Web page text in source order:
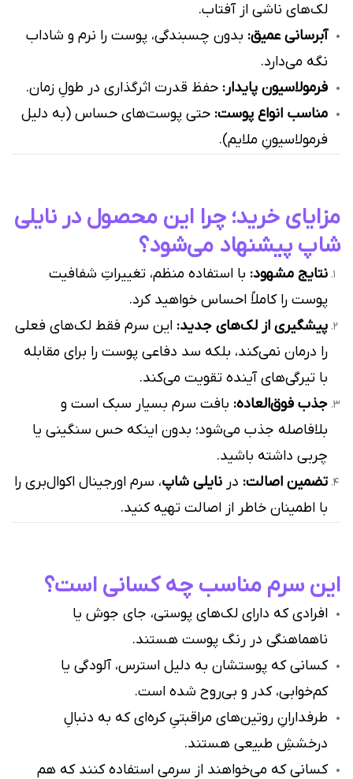
لک‌های ناشی از آفتاب.
آبرسانی عمیق: بدون چسبندگی، پوست را نرم و شاداب
نگه می‌دارد.
فرمولاسیون پایدار: حفظ قدرت اثرگذاری در طولِ زمان.
مناسب انواع پوست: حتی پوست‌های حساس (به دلیل
فرمولاسیونِ ملایم).
مزایای خرید؛ چرا این محصول در نایلی
شاپ پیشنهاد می‌شود؟
نتایج مشهود: با استفاده منظم، تغییراتِ شفافیت
پوست را کاملاً احساس خواهید کرد.
پیشگیری از لک‌های جدید: این سرم فقط لک‌های فعلی
را درمان نمی‌کند، بلکه سد دفاعی پوست را برای مقابله
با تیرگی‌های آینده تقویت می‌کند.
جذب فوق‌العاده: بافت سرم بسیار سبک است و
بلافاصله جذب می‌شود؛ بدون اینکه حس سنگینی یا
چربی داشته باشید.
تضمین اصالت: در نایلی شاپ، سرم اورجینال اکوال‌بری را
با اطمینان خاطر از اصالت تهیه کنید.
این سرم مناسب چه کسانی است؟
افرادی که دارای لک‌های پوستی، جای جوش یا
ناهماهنگی در رنگ پوست هستند.
کسانی که پوستشان به دلیل استرس، آلودگی یا
کم‌خوابی، کدر و بی‌روح شده است.
طرفدارانِ روتین‌های مراقبتیِ کره‌ای که به دنبالِ
درخششِ طبیعی هستند.
کسانی که می‌خواهند از سرمی استفاده کنند که هم